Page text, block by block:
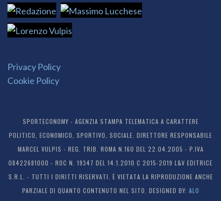
Privacy Policy
Cookie Policy
SPORTECONOMY - AGENZIA STAMPA TELEMATICA A CARATTERE
POLITICO, ECONOMICO, SPORTIVO, SOCIALE. DIRETTORE RESPONSABILE
MARCEL VULPIS - REG. TRIB. ROMA N.160 DEL 22.04.2005 - P.IVA
08422681000 - ROC N. 19347 DEL 14.1.2010 C 2015-2019 L&V EDITRICE
S.R.L. - TUTTI I DIRITTI RISERVATI. È VIETATA LA RIPRODUZIONE ANCHE
PARZIALE DI QUANTO CONTENUTO NEL SITO. DESIGNED BY: ALO